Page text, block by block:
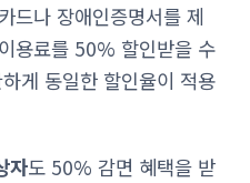
드나 장애인증명서를 제
용료를 50% 할인받을 수
게 동일한 할인율이 적용
자도 50% 감면 혜택을 받